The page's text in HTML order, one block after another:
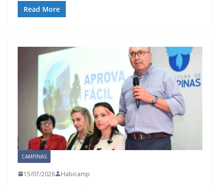
Read More
CAMPINAS
15/07/2026 Habicamp